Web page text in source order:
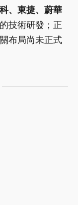
、東捷、蔚華
技術研發；正
布局尚未正式